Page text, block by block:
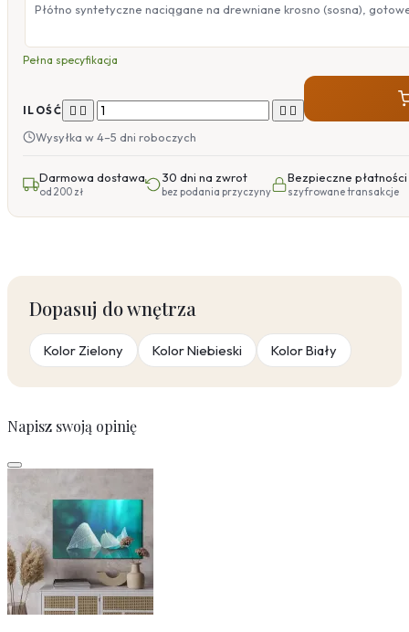
Płótno syntetyczne naciągane na drewniane krosno (sosna),
Pełna specyfikacja
ILOŚĆ    
Wysyłka w 4–5 dni roboczych
Darmowa dostawa
od 200 zł
30 dni na zwrot
bez podania przyczyny
Bezpieczne płatności
szyfrowane transakcje
Dopasuj do wnętrza
Kolor Zielony Kolor Niebieski Kolor Biały
Napisz swoją opinię